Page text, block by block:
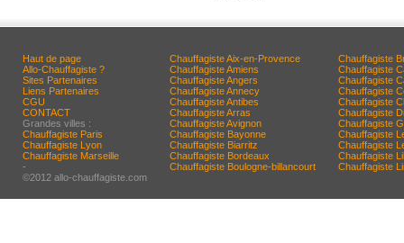
Haut de page
Allo-Chauffagiste ?
Sites Partenaires
Liens Partenaires
CGU
CONTACT
Grandes villes :
Chauffagiste Paris
Chauffagiste Lyon
Chauffagiste Marseille
-
©2012 allo-chauffagiste.com
Chauffagiste Aix-en-Provence
Chauffagiste Amiens
Chauffagiste Angers
Chauffagiste Annecy
Chauffagiste Antibes
Chauffagiste Arras
Chauffagiste Avignon
Chauffagiste Bayonne
Chauffagiste Biarritz
Chauffagiste Bordeaux
Chauffagiste Boulogne-billancourt
Chauffagiste
Chauffagiste
Chauffagiste
Chauffagiste
Chauffagiste
Chauffagiste
Chauffagiste
Chauffagiste
Chauffagiste
Chauffagiste
Chauffagiste